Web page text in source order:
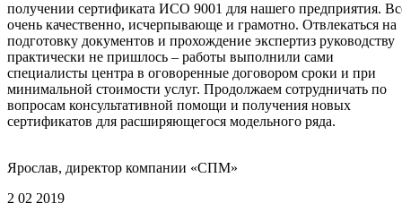
получении сертификата ИСО 9001 для нашего предприятия.
очень качественно, исчерпывающе и грамотно. Отвлекаться на
подготовку документов и прохождение экспертиз руководству
практически не пришлось – работы выполнили сами
специалисты центра в оговоренные договором сроки и при
минимальной стоимости услуг. Продолжаем сотрудничать по
вопросам консультативной помощи и получения новых
сертификатов для расширяющегося модельного ряда.
Ярослав, директор компании «СПМ»
2 02 2019